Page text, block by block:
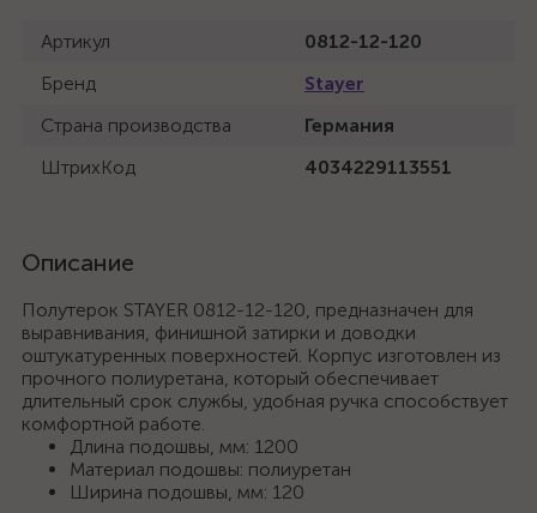
Артикул
0812-12-120
Бренд
Stayer
Страна производства
Германия
ШтрихКод
4034229113551
Описание
Полутерок STAYER 0812-12-120, предназначен для
выравнивания, финишной затирки и доводки
оштукатуренных поверхностей. Корпус изготовлен из
прочного полиуретана, который обеспечивает
длительный срок службы, удобная ручка способствует
комфортной работе.
Длина подошвы, мм: 1200
Материал подошвы: полиуретан
Ширина подошвы, мм: 120